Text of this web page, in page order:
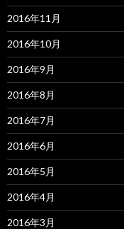
2016年11月
2016年10月
2016年9月
2016年8月
2016年7月
2016年6月
2016年5月
2016年4月
2016年3月